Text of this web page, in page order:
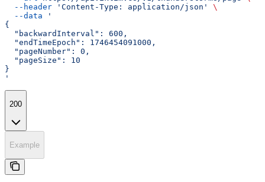
  --header
'Content-Type: application/json'
\
  --data
'
{
  "backwardInterval": 600,
  "endTimeEpoch": 1746454091000,
  "pageNumber": 0,
  "pageSize": 10
}
'
200
Example